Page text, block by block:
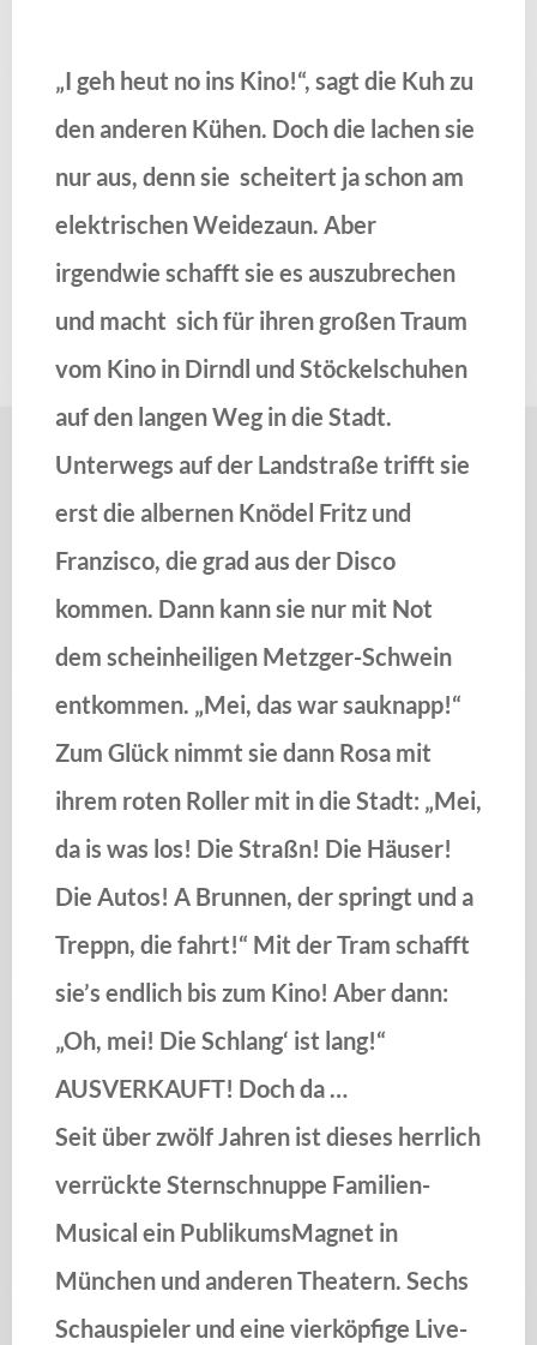
„I geh heut no ins Kino!“, sagt die Kuh zu
den anderen Kühen. Doch die lachen sie
nur aus, denn sie scheitert ja schon am
elektrischen Weidezaun. Aber
irgendwie schafft sie es auszubrechen
und macht sich für ihren großen Traum
vom Kino in Dirndl und Stöckelschuhen
auf den langen Weg in die Stadt.
Unterwegs auf der Landstraße trifft sie
erst die albernen Knödel Fritz und
Franzisco, die grad aus der Disco
kommen. Dann kann sie nur mit Not
dem scheinheiligen Metzger-Schwein
entkommen. „Mei, das war sauknapp!“
Zum Glück nimmt sie dann Rosa mit
ihrem roten Roller mit in die Stadt: „Mei,
da is was los! Die Straßn! Die Häuser!
Die Autos! A Brunnen, der springt und a
Treppn, die fahrt!“ Mit der Tram schafft
sie’s endlich bis zum Kino! Aber dann:
„Oh, mei! Die Schlang‘ ist lang!“
AUSVERKAUFT! Doch da …
Seit über zwölf Jahren ist dieses herrlich
verrückte Sternschnuppe Familien-
Musical ein PublikumsMagnet in
München und anderen Theatern. Sechs
Schauspieler und eine vierköpfige Live-